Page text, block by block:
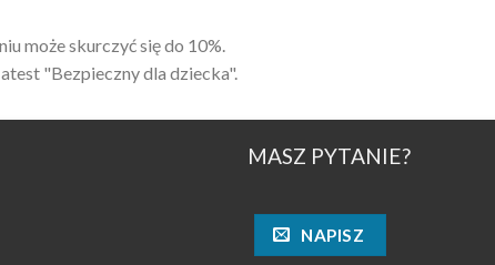
może skurczyć się do 10%.
"Bezpieczny dla dziecka".
MASZ PYTANIE?
NAPISZ